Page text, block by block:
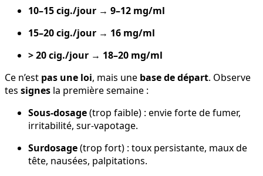
10–15 cig./jour → 9–12 mg/ml
15–20 cig./jour → 16 mg/ml
> 20 cig./jour → 18–20 mg/ml
Ce n’est pas une loi, mais une base de départ. Observe
tes signes la première semaine :
Sous-dosage(trop faible) : envie forte de fumer,
irritabilité, sur-vapotage.
Surdosage(trop fort) : toux persistante, maux de
tête, nausées, palpitations.